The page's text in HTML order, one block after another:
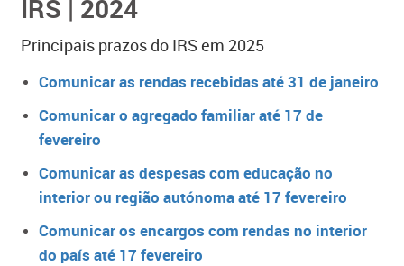
IRS | 2024
​Principais prazos do IRS em 2025
Comunicar as rendas recebidas até 31 de janeiro
​​​​​Comunicar o agregado​ familiar até 17 de
fevereiro
Comunicar as despesas com educação no
interior ou região autónoma até 17 fevereiro
Comunicar os encargos com rendas no interior
do país até 17 fevereiro